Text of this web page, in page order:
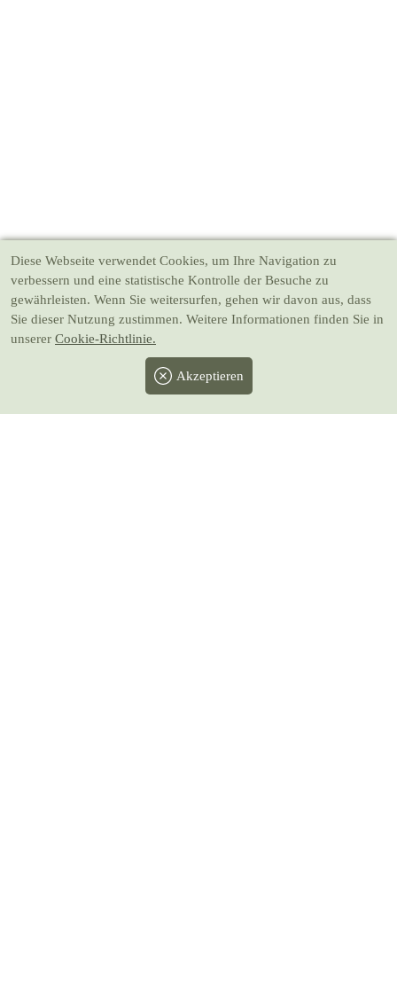
Diese Webseite verwendet Cookies, um Ihre Navigation zu
verbessern und eine statistische Kontrolle der Besuche zu
gewährleisten. Wenn Sie weitersurfen, gehen wir davon aus, dass
Sie dieser Nutzung zustimmen. Weitere Informationen finden Sie in
unserer Cookie-Richtlinie.
Akzeptieren